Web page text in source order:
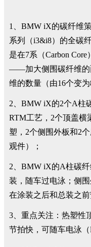
1、BMW iX的碳纤维
系列（i3&i8）的全碳
是在7系（Carbon
——加大侧围碳纤维的
维的数量（由16个变为
2、BMW iX的2个A柱
RTM工艺，2个顶盖横
塑，2个侧围外板和2
观件）；
2、BMW iX的A柱碳
装，随车过电泳；侧
在涂装之后和总装之前
3、重点关注：热塑性
节拍快，可随车电泳（